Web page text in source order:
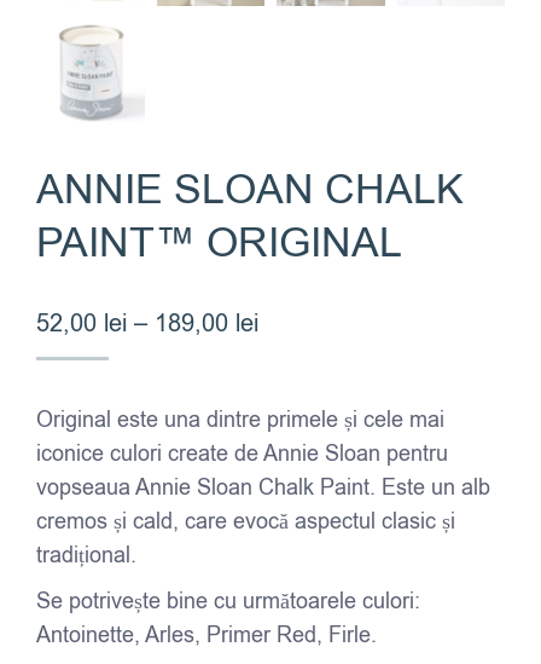
ANNIE SLOAN CHALK
PAINT™ ORIGINAL
52,00 lei – 189,00 lei
52,00 lei
până
la
189,00 lei
Original este una dintre primele și cele mai
iconice culori create de Annie Sloan pentru
vopseaua Annie Sloan Chalk Paint. Este un alb
cremos și cald, care evocă aspectul clasic și
tradițional.
Se potrivește bine cu următoarele culori:
Antoinette, Arles, Primer Red, Firle.